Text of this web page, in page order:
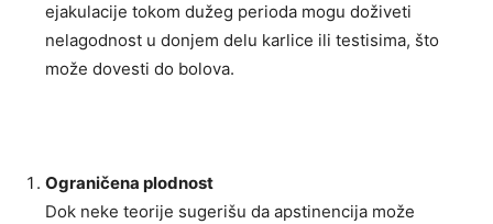
ejakulacije tokom dužeg perioda mogu doživeti
nelagodnost u donjem delu karlice ili testisima, što
može dovesti do bolova.
Ograničena plodnost
Dok neke teorije sugerišu da apstinencija može